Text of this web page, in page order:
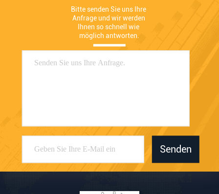
Bitte senden Sie uns Ihre
Anfrage und wir werden
Ihnen so schnell wie
möglich antworten.
Senden